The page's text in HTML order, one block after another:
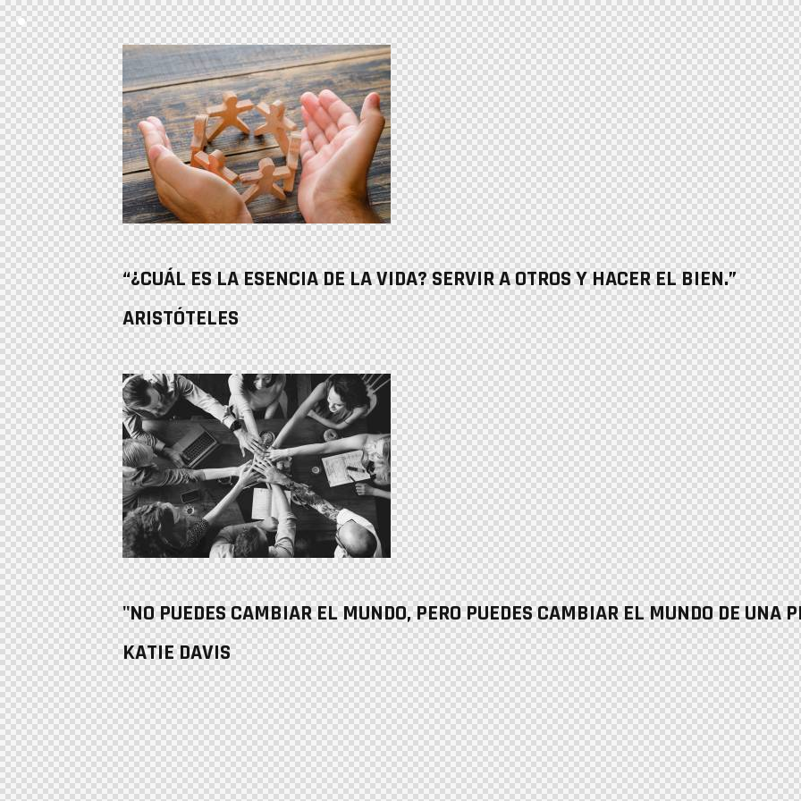
“¿CUÁL ES LA ESENCIA DE LA VIDA? SERVIR A OTROS Y HACER EL BIEN.”
ARISTÓTELES
"NO PUEDES CAMBIAR EL MUNDO, PERO PUEDES CAMBIAR EL MUNDO DE UNA
KATIE DAVIS